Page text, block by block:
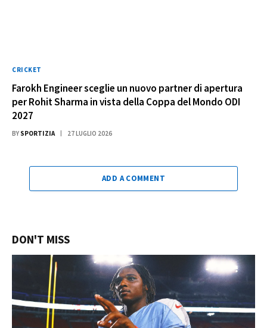
CRICKET
Farokh Engineer sceglie un nuovo partner di apertura
per Rohit Sharma in vista della Coppa del Mondo ODI
2027
BY SPORTIZIA 27 LUGLIO 2026
ADD A COMMENT
DON'T MISS